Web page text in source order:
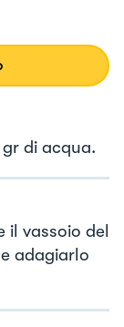
di acqua.
il vassoio del
adagiarlo